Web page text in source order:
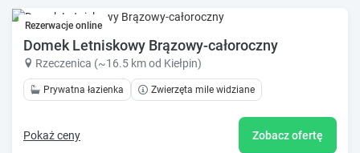
Rezerwacje online
Domek Letniskowy Brązowy-całoroczny
Rzeczenica (~16.5 km od Kiełpin)
Prywatna łazienka Zwierzęta mile widziane
Pokaż ceny Zobacz ofertę